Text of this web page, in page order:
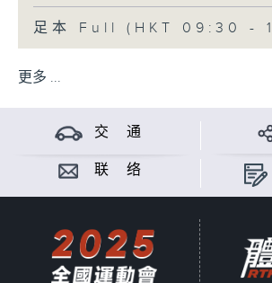
足本 Full (HKT 09:30 -
更多 ...
交 通
联 络